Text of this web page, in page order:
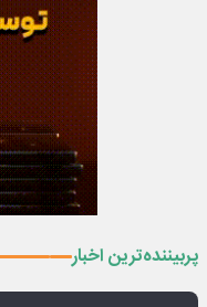
پربیننده‌ترین اخبار